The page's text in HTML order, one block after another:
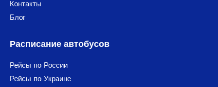
Контакты
Блог
Расписание автобусов
Рейсы по России
Рейсы по Украине